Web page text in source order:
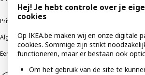
PrivacybeleidCookiebeleid
Algemene contractvoorwaardenResponsible
Een etische bezorgdheid uitenKlachten
Hej! Je hebt controle over je
cookies
Op IKEA.be maken wij en onze digitale
cookies. Sommige zijn strikt
functioneren, maar er bestaan ook
Om het gebruik van de site te